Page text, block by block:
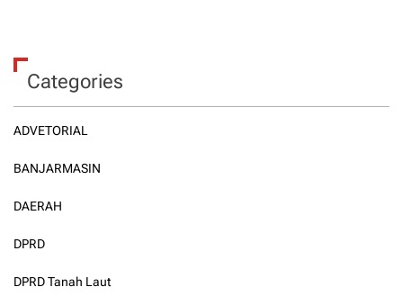
Categories
ADVETORIAL
BANJARMASIN
DAERAH
DPRD
DPRD Tanah Laut